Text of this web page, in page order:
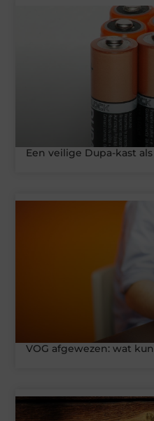
Een veilige Dupa-kast
VOG afgewezen: wat